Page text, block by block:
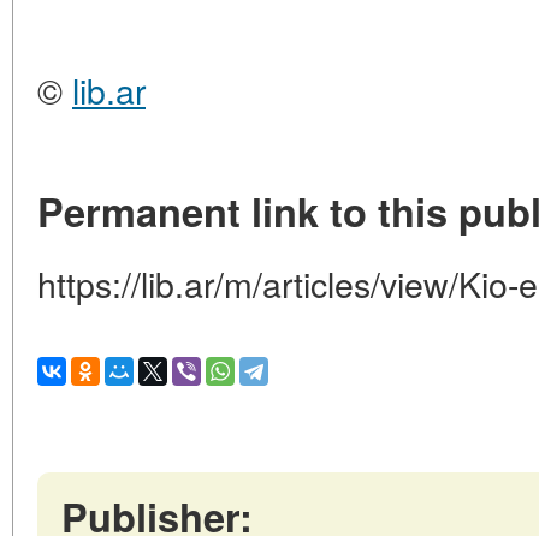
© lib.ar
Permanent link to this
https://lib.ar/m/articles/view/Kio-
Publisher: